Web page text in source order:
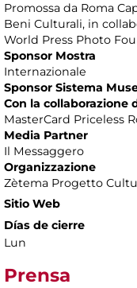
Promossa da Roma
Beni Culturali, in
World Press Photo
Sponsor Mostra
Internazionale
Sponsor Sistema
Con la collaborazione
MasterCard Priceless
Media Partner
Il Messaggero
Organizzazione
Zètema Progetto
Sitio Web
Días de cierre
Lun
Prensa